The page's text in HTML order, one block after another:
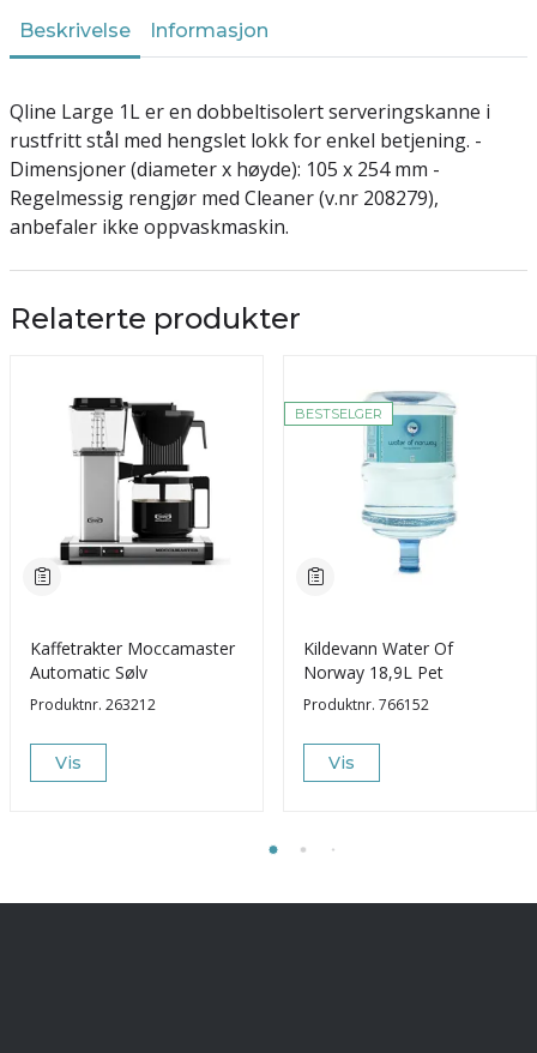
Beskrivelse Informasjon
Qline Large 1L er en dobbeltisolert serveringskanne i
rustfritt stål med hengslet lokk for enkel betjening. -
Dimensjoner (diameter x høyde): 105 x 254 mm -
Regelmessig rengjør med Cleaner (v.nr 208279),
anbefaler ikke oppvaskmaskin.
Relaterte produkter
Kaffetrakter Moccamaster
Automatic Sølv
Produktnr. 263212
Vis
BESTSELGER
Kildevann Water Of
Norway 18,9L Pet
Produktnr. 766152
Vis